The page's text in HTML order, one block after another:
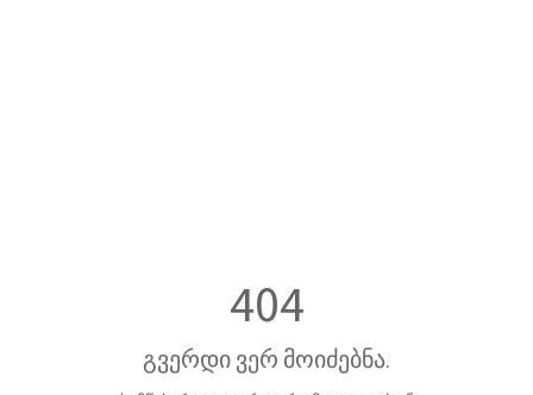
404
გვერდი ვერ მოიძებნა.